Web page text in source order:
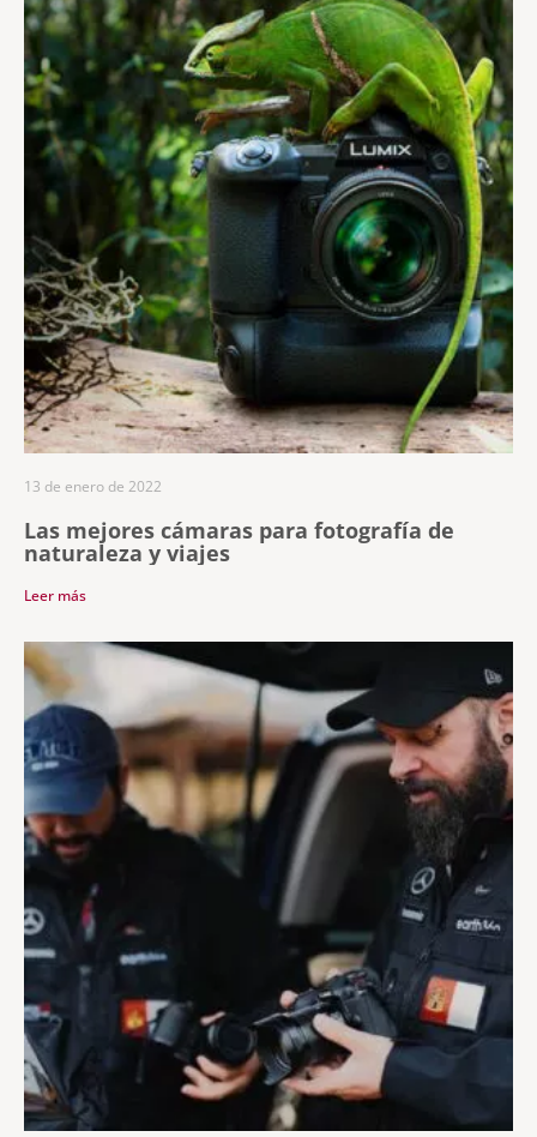
Las mejores cámaras para fotografía de
naturaleza y viajes
13 de enero de 2022
Leer más